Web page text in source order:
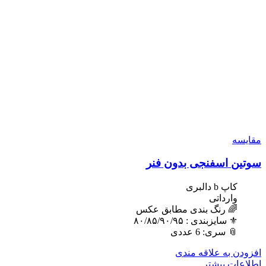
مقایسه
سوتین اسفنجی بدون فنر
کاپ b دالبری
وارداتی
🌈 رنگ بندی مطابق عکس
⚜️ سایزبندی : ٨٠/٨۵/٩٠/٩۵
📎 سری: 6 عددی
افزودن به علاقه مندی
اطلاعات بیشتر